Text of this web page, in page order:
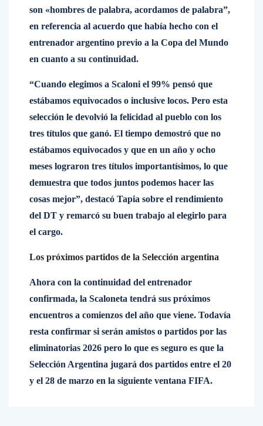
son «hombres de palabra, acordamos de palabra”,
en referencia al acuerdo que había hecho con el
entrenador argentino previo a la Copa del Mundo
en cuanto a su continuidad.
“Cuando elegimos a Scaloni el 99% pensó que
estábamos equivocados o inclusive locos. Pero esta
selección le devolvió la felicidad al pueblo con los
tres títulos que ganó. El tiempo demostró que no
estábamos equivocados y que en un año y ocho
meses lograron tres títulos importantísimos, lo que
demuestra que todos juntos podemos hacer las
cosas mejor”, destacó Tapia sobre el rendimiento
del DT y remarcó su buen trabajo al elegirlo para
el cargo.
Los próximos partidos de la Selección argentina
Ahora con la continuidad del entrenador
confirmada, la Scaloneta tendrá sus próximos
encuentros a comienzos del año que viene. Todavía
resta confirmar si serán amistos o partidos por las
eliminatorias 2026 pero lo que es seguro es que la
Selección Argentina jugará dos partidos entre el 20
y el 28 de marzo en la siguiente ventana FIFA.